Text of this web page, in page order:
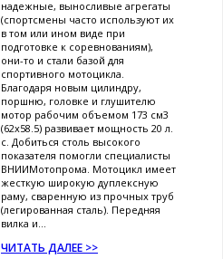
надежные, выносливые агрегаты
(спортсмены часто используют их
в том или ином виде при
подготовке к соревнованиям),
они-то и стали базой для
спортивного мотоцикла.
Благодаря новым цилиндру,
поршню, головке и глушителю
мотор рабочим объемом 173 см3
(62x58.5) развивает мощность 20 л.
с. Добиться столь высокого
показателя помогли специалисты
ВНИИМотопрома. Мотоцикл имеет
жесткую широкую дуплексную
раму, сваренную из прочных труб
(легированная сталь). Передняя
вилка и...
ЧИТАТЬ ДАЛЕЕ >>